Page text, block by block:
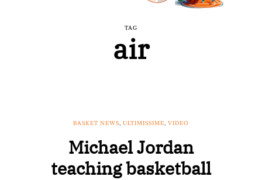
TAG
air
BASKET NEWS, ULTIMISSIME, VIDEO
Michael Jordan
teaching basketball